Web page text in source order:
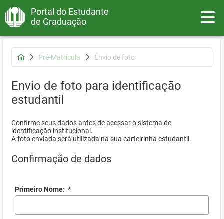
Portal do Estudante
de Graduação
Pré-Matrícula Envio de foto
Envio de foto para identificação
estudantil
Confirme seus dados antes de acessar o sistema de
identificação institucional.
A foto enviada será utilizada na sua carteirinha estudantil.
Confirmação de dados
Primeiro Nome: *